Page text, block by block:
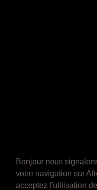
Bonjour nous
votre navigation sur
acceptez l'utilisation